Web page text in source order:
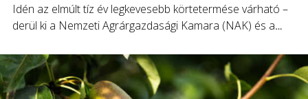
Idén az elmúlt tíz év legkevesebb körtetermése várható –
derül ki a Nemzeti Agrárgazdasági Kamara (NAK) és a
körképéből.